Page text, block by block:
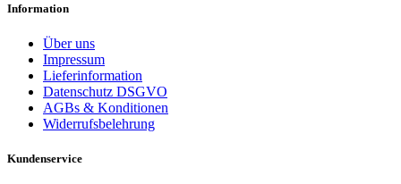
Information
Über uns
Impressum
Lieferinformation
Datenschutz DSGVO
AGBs & Konditionen
Widerrufsbelehrung
Kundenservice